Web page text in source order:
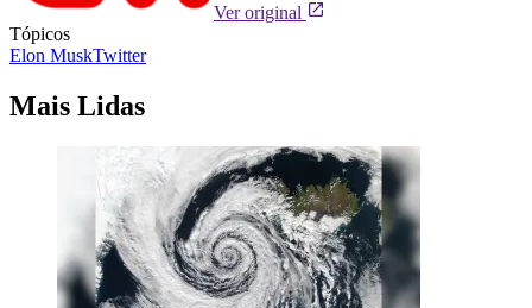
Ver original
Tópicos
Elon MuskTwitter
Mais Lidas